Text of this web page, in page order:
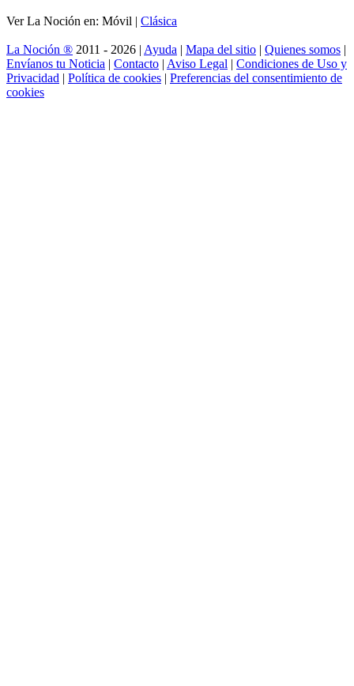
Ver La Noción en: Móvil | Clásica
La Noción ® 2011 - 2026 | Ayuda | Mapa del sitio | Quienes somos |
Envíanos tu Noticia | Contacto | Aviso Legal | Condiciones de Uso y
Privacidad | Política de cookies | Preferencias del consentimiento de
cookies